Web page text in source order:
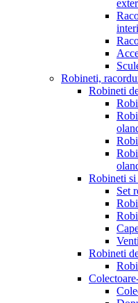
Robineti,
Robineti
Robineti si
Set
Robineti